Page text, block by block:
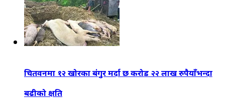
चितवनमा १२ खोरका बंगुर मर्दा छ करोड २२ लाख रुपैयाँभन्दा
बढीको क्षति